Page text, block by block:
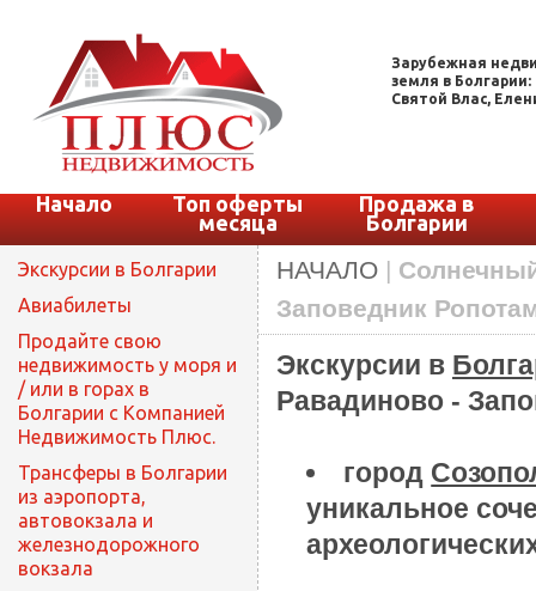
Зарубежная
земля в
Святой Влас,
Начало
Топ оферты
месяца
Продажа в
Болгарии
Экскурсии в Болгарии
Авиабилеты
Продайте свою
недвижимость у моря и
/ или в горах в
Болгарии с Компанией
Недвижимость Плюс.
Трансферы в Болгарии
из аэропорта,
автовокзала и
железнодорожного
вокзала
НАЧАЛО |
Заповедник
Экскурсии в
Равадиново -
город
уникальное